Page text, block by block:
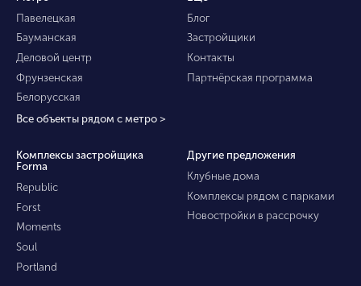
Павелецкая
Бауманская
Деловой центр
Фрунзенская
Белорусская
Все объекты рядом с метро >
Блог
Застройщики
Контакты
Партнёрская программа
Комплексы застройщика
Forma
Republic
Forst
Moments
Soul
Portland
Другие предложения
Клубные дома
Комплексы рядом с парками
Новостройки в рассрочку